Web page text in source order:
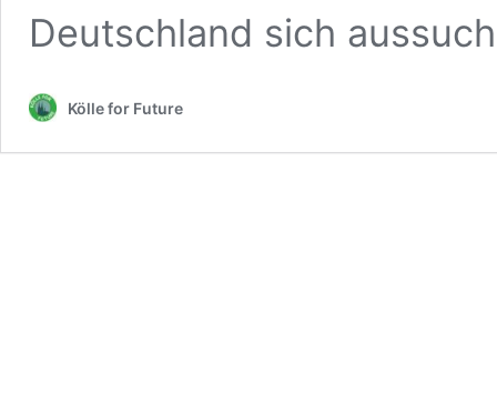
Deutschland sich
Kölle for Future